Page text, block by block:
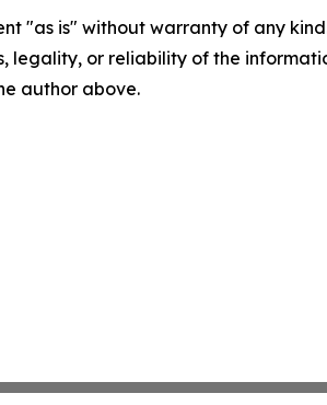
"as is" without warranty of any
legality, or reliability of the
author above.